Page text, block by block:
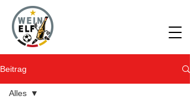
Beitrag
Alles